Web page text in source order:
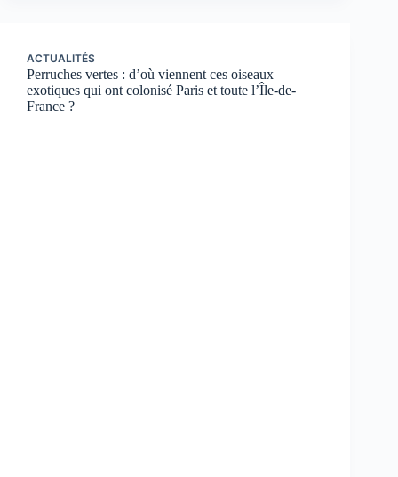
ACTUALITÉS
Perruches vertes : d’où viennent ces oiseaux
exotiques qui ont colonisé Paris et toute l’Île-de-
France ?